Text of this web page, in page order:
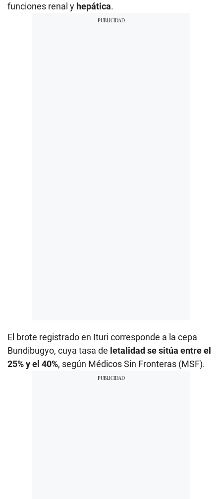
funciones renal y hepática.
El brote registrado en Ituri corresponde a la cepa
Bundibugyo, cuya tasa de letalidad se sitúa entre el
25% y el 40%, según Médicos Sin Fronteras (MSF).